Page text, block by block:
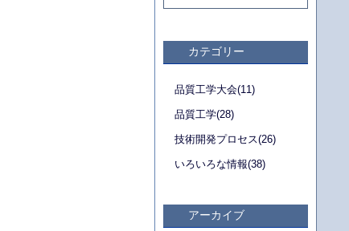
カテゴリー
品質工学大会(11)
品質工学(28)
技術開発プロセス(26)
いろいろな情報(38)
アーカイブ